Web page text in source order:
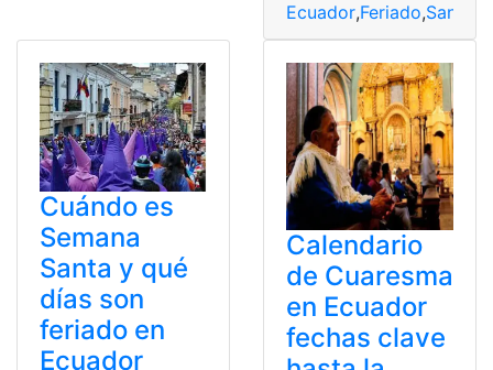
Ecuador,Feriado,Santa
Cuándo es
Semana
Santa y qué
días son
feriado en
Ecuador
Calendario
de Cuaresma
en Ecuador
fechas clave